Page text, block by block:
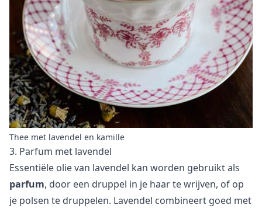
Thee met lavendel en kamille
3. Parfum met lavendel
Essentiële olie van lavendel kan worden gebruikt als
parfum, door een druppel in je haar te wrijven, of op
je polsen te druppelen. Lavendel combineert goed met